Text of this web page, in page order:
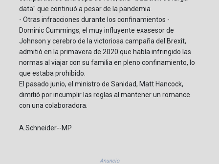
data" que continuó a pesar de la pandemia.
- Otras infracciones durante los confinamientos -
Dominic Cummings, el muy influyente exasesor de
Johnson y cerebro de la victoriosa campaña del Brexit,
admitió en la primavera de 2020 que había infringido las
normas al viajar con su familia en pleno confinamiento, lo
que estaba prohibido.
El pasado junio, el ministro de Sanidad, Matt Hancock,
dimitió por incumplir las reglas al mantener un romance
con una colaboradora.
A.Schneider--MP
Anuncio